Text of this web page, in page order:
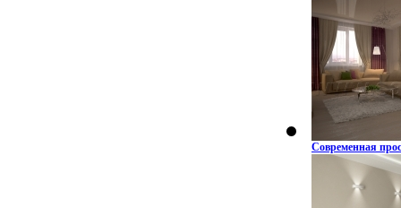
Современная